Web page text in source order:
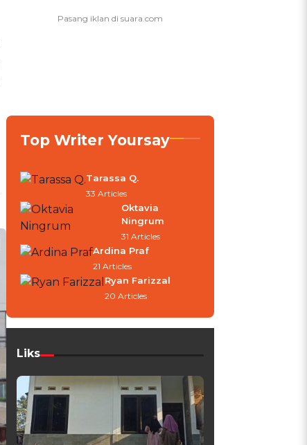
Top Writer Yoursay
Tarassa Q.
33 Articles
Oktavia
Ningrum
31 Articles
Ardina Praf
21 Articles
Ryan Farizzal
20 Articles
Liks